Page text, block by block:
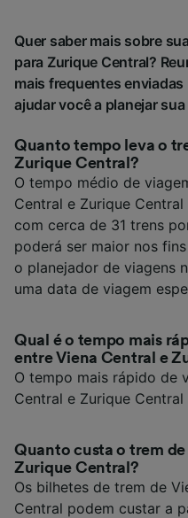
Quer saber mais sobre
para Zurique Central?
mais frequentes
ajudar você a planejar
Quanto tempo leva o
Zurique Central?
O tempo médio de
Central e Zurique Central
com cerca de 31 trens
poderá ser maior nos
o planejador de viagens
uma data de viagem
Qual é o tempo mais
entre Viena Central e
O tempo mais rápido de
Central e Zurique
Quanto custa o trem
Zurique Central?
Os bilhetes de trem de
Central podem custar a